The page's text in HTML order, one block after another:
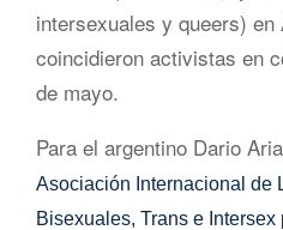
intersexuales y queers) en
coincidieron activistas en
de mayo.
Para el argentino Dario
Asociación Internacional de
Bisexuales, Trans e Intersex